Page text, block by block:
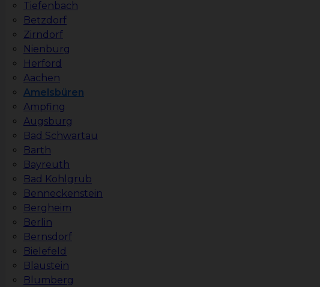
Tiefenbach
Betzdorf
Zirndorf
Nienburg
Herford
Aachen
Amelsbüren
Ampfing
Augsburg
Bad Schwartau
Barth
Bayreuth
Bad Kohlgrub
Benneckenstein
Bergheim
Berlin
Bernsdorf
Bielefeld
Blaustein
Blumberg